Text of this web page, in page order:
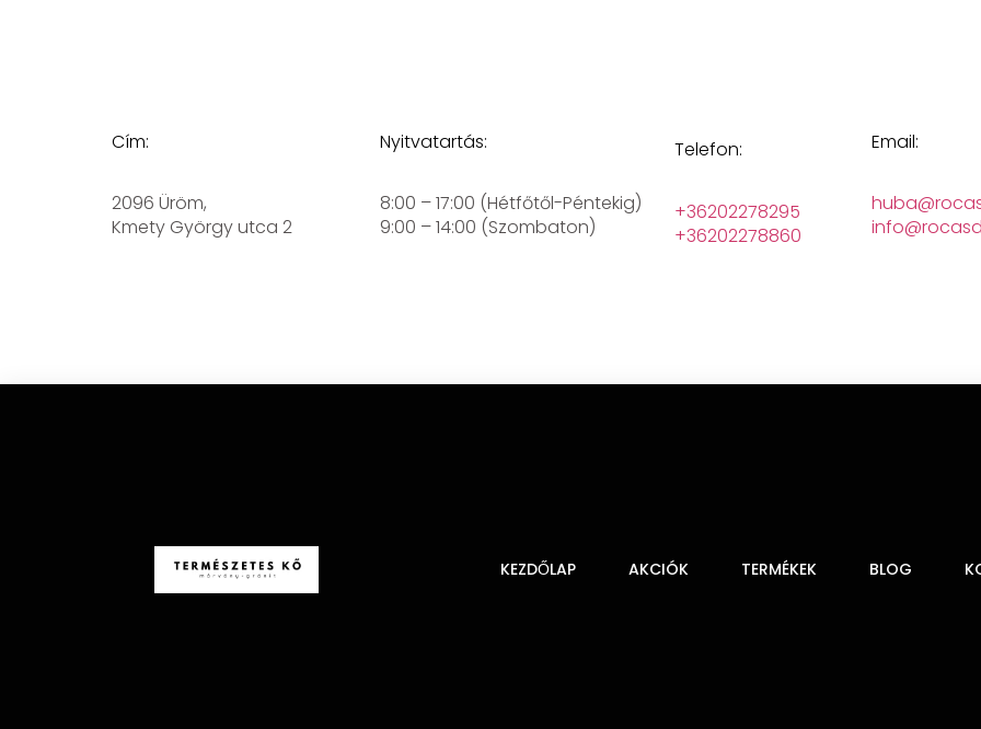
Cím:
2096 Üröm,
Kmety György utca 2
Nyitvatartás:
8:00 – 17:00 (Hétfőtől-Péntekig)
9:00 – 14:00 (Szombaton)
Telefon:
+36202278295
+36202278860
Email:
KEZDŐLAP AKCIÓK TERMÉKEK BLOG